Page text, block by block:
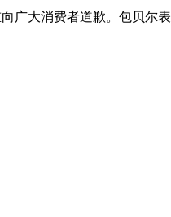
大消费者道歉。包贝尔